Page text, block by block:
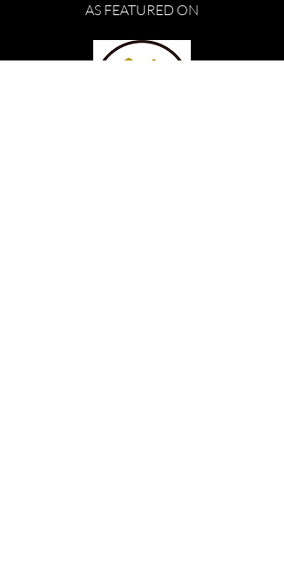
AS FEATURED ON
few days ago